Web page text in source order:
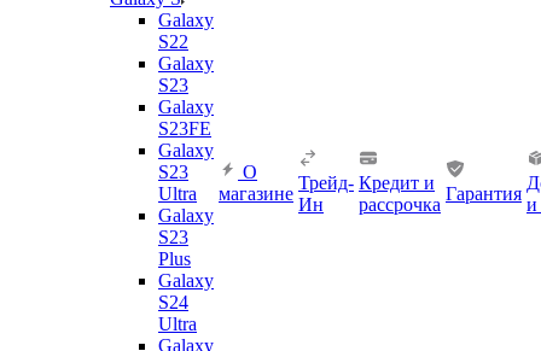
Galaxy
S22
Galaxy
S23
Galaxy
S23FE
Galaxy
S23
Ultra
Galaxy
S23
Plus
Galaxy
S24
Ultra
Galaxy
О
магазине
Трейд-
Ин
Кредит и
рассрочка
Гарантия
и